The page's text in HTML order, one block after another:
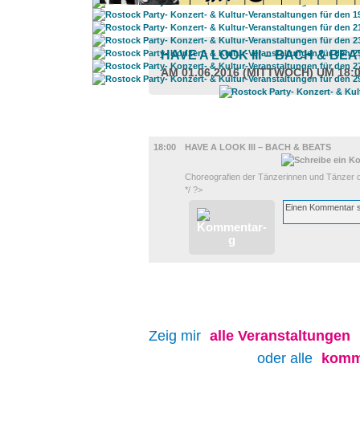
HAVE A LOOK III – BACH &
AM 01.06.2016 (MITTWOCH) UM
18:00
HAVE A LOOK III – BACH & BEATS
Choreografien der Tänzerinnen und Tänzer
*/ ?>
Zeig mir alle Veranstaltungen
oder alle